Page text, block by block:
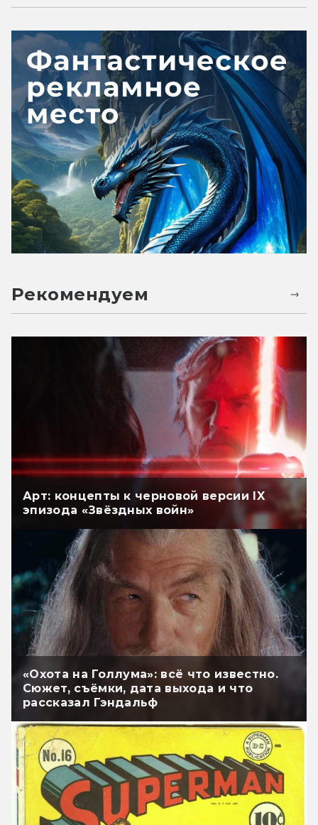
Рекомендуем
Арт: концепты к черновой версии IX
эпизода «Звёздных войн»
«Охота на Голлума»: всё что известно.
Сюжет, съёмки, дата выхода и что
рассказал Гэндальф